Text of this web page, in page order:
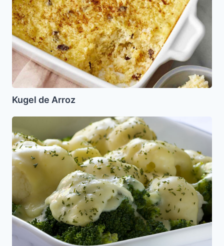
Kugel de Arroz
Brocoli
con
Salsa
Bechamel